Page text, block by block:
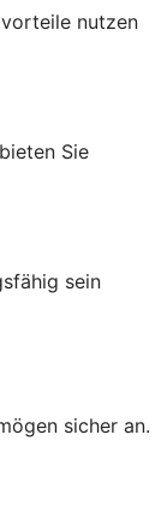
nutzen
Sie
sein
sicher an.